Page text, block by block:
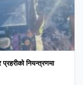
नियन्त्रणमा